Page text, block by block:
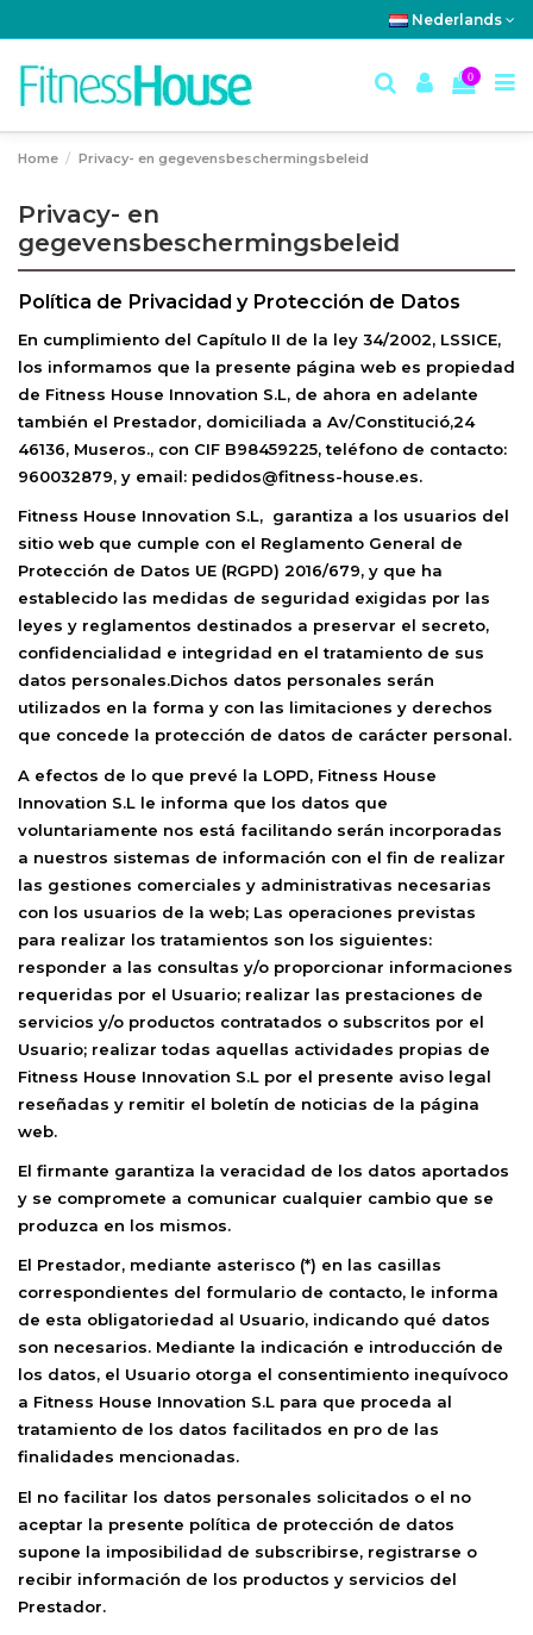
Nederlands
0
Home Privacy- en gegevensbeschermingsbeleid
Privacy- en
gegevensbeschermingsbeleid
Política de Privacidad y Protección de Datos
En cumplimiento del Capítulo II de la ley 34/2002, LSSICE,
los informamos que la presente página web es propiedad
de Fitness House Innovation S.L, de ahora en adelante
también el Prestador, domiciliada a Av/Constitució,24
46136, Museros., con CIF B98459225, teléfono de contacto:
960032879, y email: pedidos@fitness-house.es.
Fitness House Innovation S.L, garantiza a los usuarios del
sitio web que cumple con el Reglamento General de
Protección de Datos UE (RGPD) 2016/679, y que ha
establecido las medidas de seguridad exigidas por las
leyes y reglamentos destinados a preservar el secreto,
confidencialidad e integridad en el tratamiento de sus
datos personales.Dichos datos personales serán
utilizados en la forma y con las limitaciones y derechos
que concede la protección de datos de carácter personal.
A efectos de lo que prevé la LOPD, Fitness House
Innovation S.L le informa que los datos que
voluntariamente nos está facilitando serán incorporadas
a nuestros sistemas de información con el fin de realizar
las gestiones comerciales y administrativas necesarias
con los usuarios de la web; Las operaciones previstas
para realizar los tratamientos son los siguientes:
responder a las consultas y/o proporcionar informaciones
requeridas por el Usuario; realizar las prestaciones de
servicios y/o productos contratados o subscritos por el
Usuario; realizar todas aquellas actividades propias de
Fitness House Innovation S.L por el presente aviso legal
reseñadas y remitir el boletín de noticias de la página
web.
El firmante garantiza la veracidad de los datos aportados
y se compromete a comunicar cualquier cambio que se
produzca en los mismos.
El Prestador, mediante asterisco (*) en las casillas
correspondientes del formulario de contacto, le informa
de esta obligatoriedad al Usuario, indicando qué datos
son necesarios. Mediante la indicación e introducción de
los datos, el Usuario otorga el consentimiento inequívoco
a Fitness House Innovation S.L para que proceda al
tratamiento de los datos facilitados en pro de las
finalidades mencionadas.
El no facilitar los datos personales solicitados o el no
aceptar la presente política de protección de datos
supone la imposibilidad de subscribirse, registrarse o
recibir información de los productos y servicios del
Prestador.